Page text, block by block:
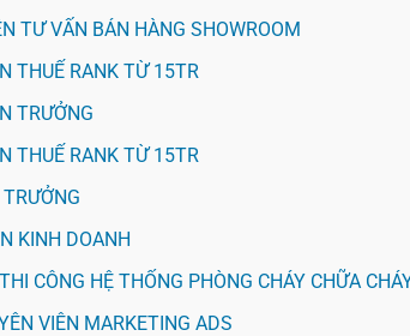
TƯ VẤN BÁN HÀNG SHOWROOM
THUẾ RANK TỪ 15TR
TRƯỞNG
THUẾ RANK TỪ 15TR
KINH DOANH
CÔNG HỆ THỐNG PHÒNG CHÁY CHỮA
VIÊN MARKETING ADS